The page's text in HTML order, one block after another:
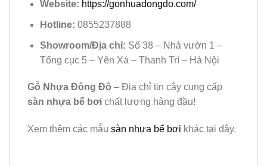
Website: https://gonhuadongdo.com/
Hotline: 0855237888
Showroom/Địa chỉ: Số 38 – Nhà vườn 1 –
Tổng cục 5 – Yên Xá – Thanh Trì – Hà Nội
Gỗ Nhựa Đông Đô – Địa chỉ tin cậy cung cấp
sàn nhựa bể bơi chất lượng hàng đầu!
Xem thêm các mẫu sàn nhựa bể bơi khác tại đây.